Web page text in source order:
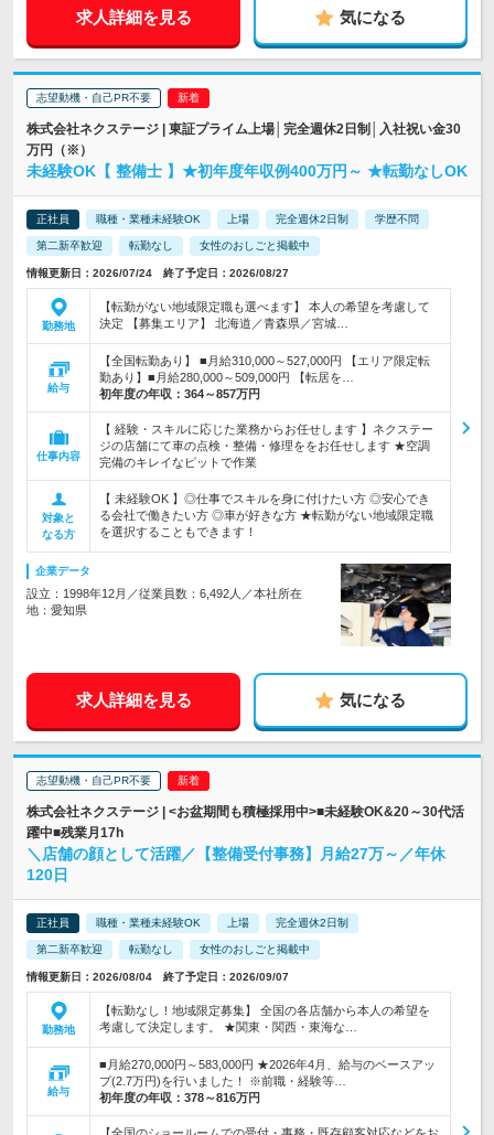
求人詳細を見る 気になる
志望動機・自己PR不要
株式会社ネクステージ | 東証プライム上場│完全週休2日制│入社祝い金30
万円（※）
未経験OK【 整備士 】★初年度年収例400万円～ ★転勤なしOK
正社員 職種・業種未経験OK 上場 完全週休2日制 学歴不問
第二新卒歓迎 転勤なし 女性のおしごと掲載中
情報更新日：2026/07/24 終了予定日：2026/08/27
勤務地
【転勤がない地域限定職も選べます】 本人の希望を考慮して
決定 【募集エリア】 北海道／青森県／宮城…
給与
【全国転勤あり】 ■月給310,000～527,000円 【エリア限定転
勤あり】■月給280,000～509,000円 【転居を…
初年度の年収： 364～857万円
仕事内容
【 経験・スキルに応じた業務からお任せします 】ネクステー
ジの店舗にて車の点検・整備・修理ををお任せします ★空調
完備のキレイなピットで作業
対象と
なる方
【 未経験OK 】◎仕事でスキルを身に付けたい方 ◎安心でき
る会社で働きたい方 ◎車が好きな方 ★転勤がない地域限定職
を選択することもできます！
企業データ
設立：1998年12月／従業員数：6,492人／本社所在
地：愛知県
求人詳細を見る 気になる
志望動機・自己PR不要
株式会社ネクステージ | <お盆期間も積極採用中>■未経験OK&20～30代活
躍中■残業月17h
＼店舗の顔として活躍／【整備受付事務】月給27万～／年休
120日
正社員 職種・業種未経験OK 上場 完全週休2日制
第二新卒歓迎 転勤なし 女性のおしごと掲載中
情報更新日：2026/08/04 終了予定日：2026/09/07
勤務地
【転勤なし！地域限定募集】 全国の各店舗から本人の希望を
考慮して決定します。 ★関東・関西・東海な…
給与
■月給270,000円～583,000円 ★2026年4月、給与のベースアッ
プ(2.7万円)を行いました！ ※前職・経験等…
初年度の年収： 378～816万円
【全国のショールームでの受付・事務・既存顧客対応などをお